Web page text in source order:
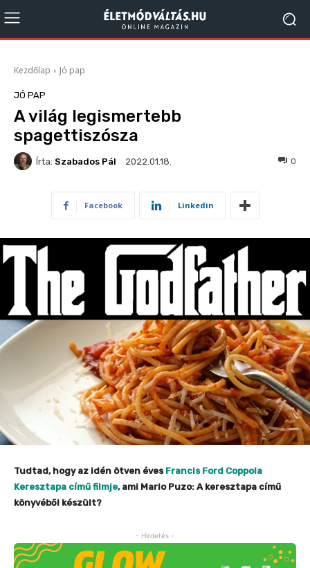
Kezdőlap Jó pap
JÓ PAP
A világ legismertebb
spagettiszósza
Írta: Szabados Pál 2022.01.18. 0
Facebook Linkedin
Tudtad, hogy az idén ötven éves Francis Ford Coppola
Keresztapa című filmje, ami Mario Puzo: A keresztapa című
könyvéből készült?
- Hirdetés -